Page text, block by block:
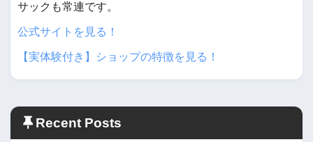
サックも常連です。
公式サイトを見る！
【実体験付き】ショップの特徴を見る！
Recent Posts